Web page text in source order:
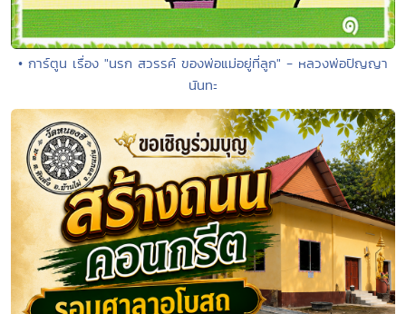
• การ์ตูน เรื่อง "นรก สวรรค์ ของพ่อแม่อยู่ที่ลูก" - หลวงพ่อปัญญา
นันทะ